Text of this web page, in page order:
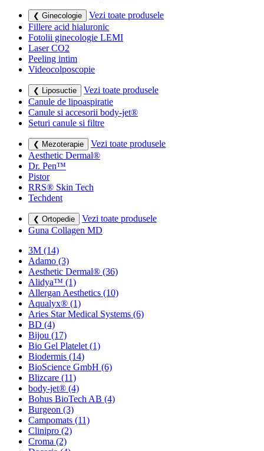
❮ Ginecologie
Vezi toate produsele
Fillere acid hialuronic
Fotolii ginecologie LEMI
Laser CO2
Peeling intim
Videocolposcopie
❮ Liposuctie
Vezi toate produsele
Canule de lipoaspiratie
Canule si accesorii body-jet®
Seturi canule si filtre
❮ Mezoterapie
Vezi toate produsele
Aesthetic Dermal®
Dr. Pen™
Pistor
RRS® Skin Tech
Techdent
❮ Ortopedie
Vezi toate produsele
Guna Collagen MD
3M (14)
Adamo (3)
Aesthetic Dermal® (36)
Alidya™ (1)
Allergan Aesthetics (10)
Aqualyx® (1)
Aries Star Medical Systems (6)
BD (4)
Bijou (17)
Bio Gel Platelet (1)
Biodermis (14)
BioScience GmbH (6)
Blizcare (11)
body-jet® (4)
Bohus BioTech AB (4)
Burgeon (3)
Campomats (11)
Clinipro (2)
Croma (2)